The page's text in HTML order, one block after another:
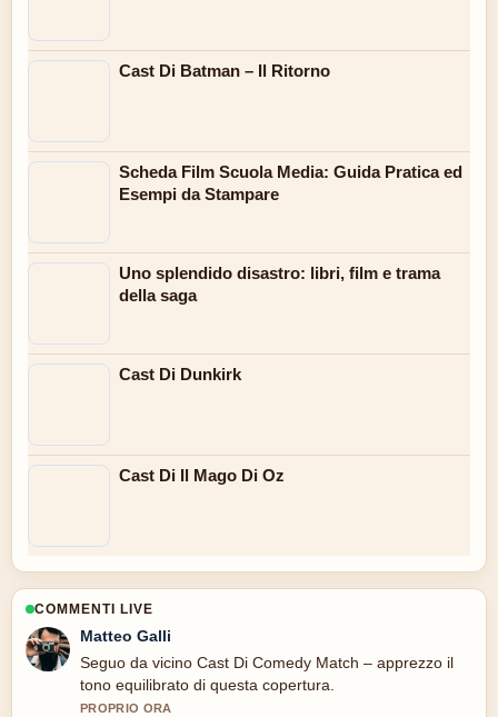
Cast Di Batman – Il Ritorno
Scheda Film Scuola Media: Guida Pratica ed
Esempi da Stampare
Uno splendido disastro: libri, film e trama
della saga
Cast Di Dunkirk
Cast Di Il Mago Di Oz
COMMENTI LIVE
Matteo Galli
Seguo da vicino Cast Di Comedy Match – apprezzo il
tono equilibrato di questa copertura.
PROPRIO ORA